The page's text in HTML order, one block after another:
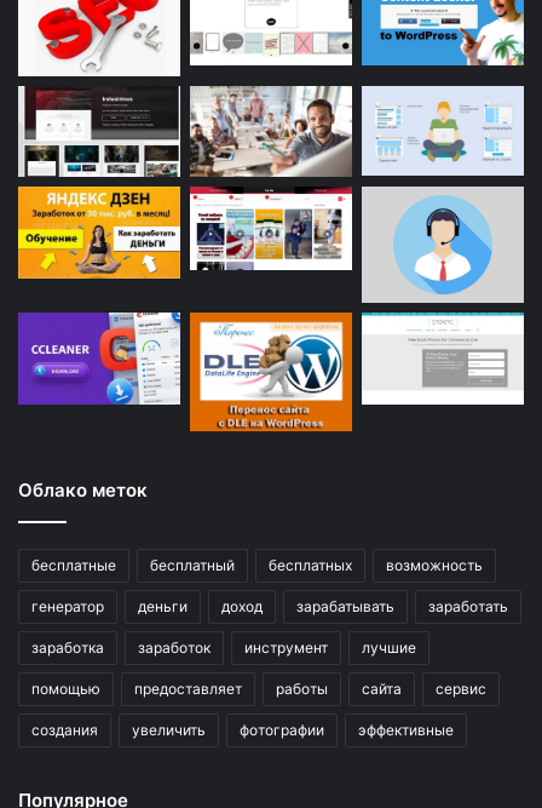
Облако меток
бесплатные бесплатный бесплатных возможность
генератор деньги доход зарабатывать заработать
заработка заработок инструмент лучшие
помощью предоставляет работы сайта сервис
создания увеличить фотографии эффективные
Популярное